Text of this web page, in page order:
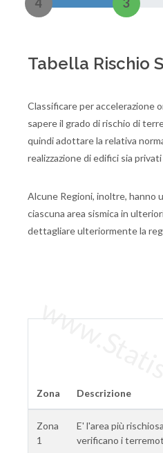
Tabella Rischio
Classificare per accelerazione
sapere il grado di rischio di
quindi adottare la relativa
realizzazione di edifici sia
Alcune Regioni, inoltre, hanno
ciascuna area sismica in
dettagliare ulteriormente la
Zona Descrizione
Zona
1
E' l'area più
verificano i